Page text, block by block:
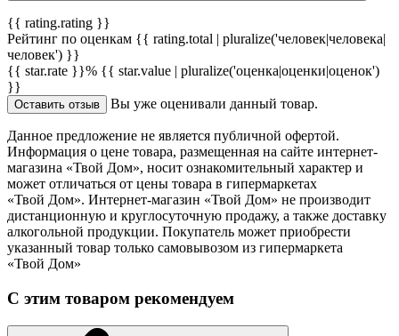
{{ rating.rating }}
Рейтинг по оценкам {{ rating.total | pluralize('человек|человека|
человек') }}
{{ star.rate }}% {{ star.value | pluralize('оценка|оценки|оценок')
}}
Оставить отзыв Вы уже оценивали данный товар.
Данное предложение не является публичной офертой.
Информация о цене товара, размещенная на сайте интернет-
магазина «Твой Дом», носит ознакомительный характер и
может отличаться от цены товара в гипермаркетах
«Твой Дом». Интернет-магазин «Твой Дом» не производит
дистанционную и круглосуточную продажу, а также доставку
алкогольной продукции. Покупатель может приобрести
указанный товар только самовывозом из гипермаркета
«Твой Дом»
С этим товаром рекомендуем